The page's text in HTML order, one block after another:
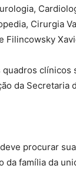
Cirurgia
Filincowsky
da Secretaria
procurar
família da